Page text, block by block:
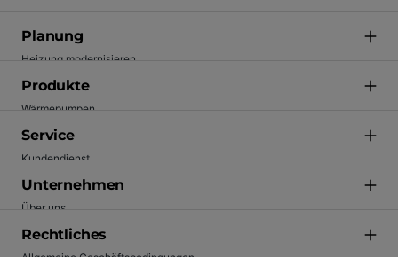
Planung
Heizung modernisieren
Förderung
Energie einsparen
Inspiration
Produkte
Wärmepumpen
Gasheizungen
Heizkörper
Ölheizung (BOB)
Speicher
Service
Kundendienst
Wartung
Apps
FAQ
Unternehmen
Über uns
Karriere
Presse & Neuigkeiten
Rechtliches